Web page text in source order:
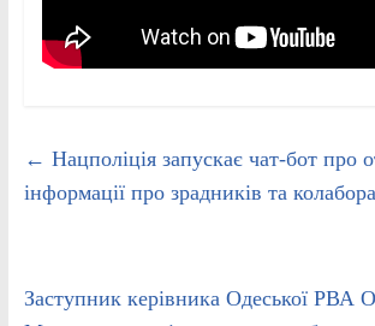
← Нацполіція запускає чат-бот про
інформації про зрадників та
Заступник керівника Одеської РВА